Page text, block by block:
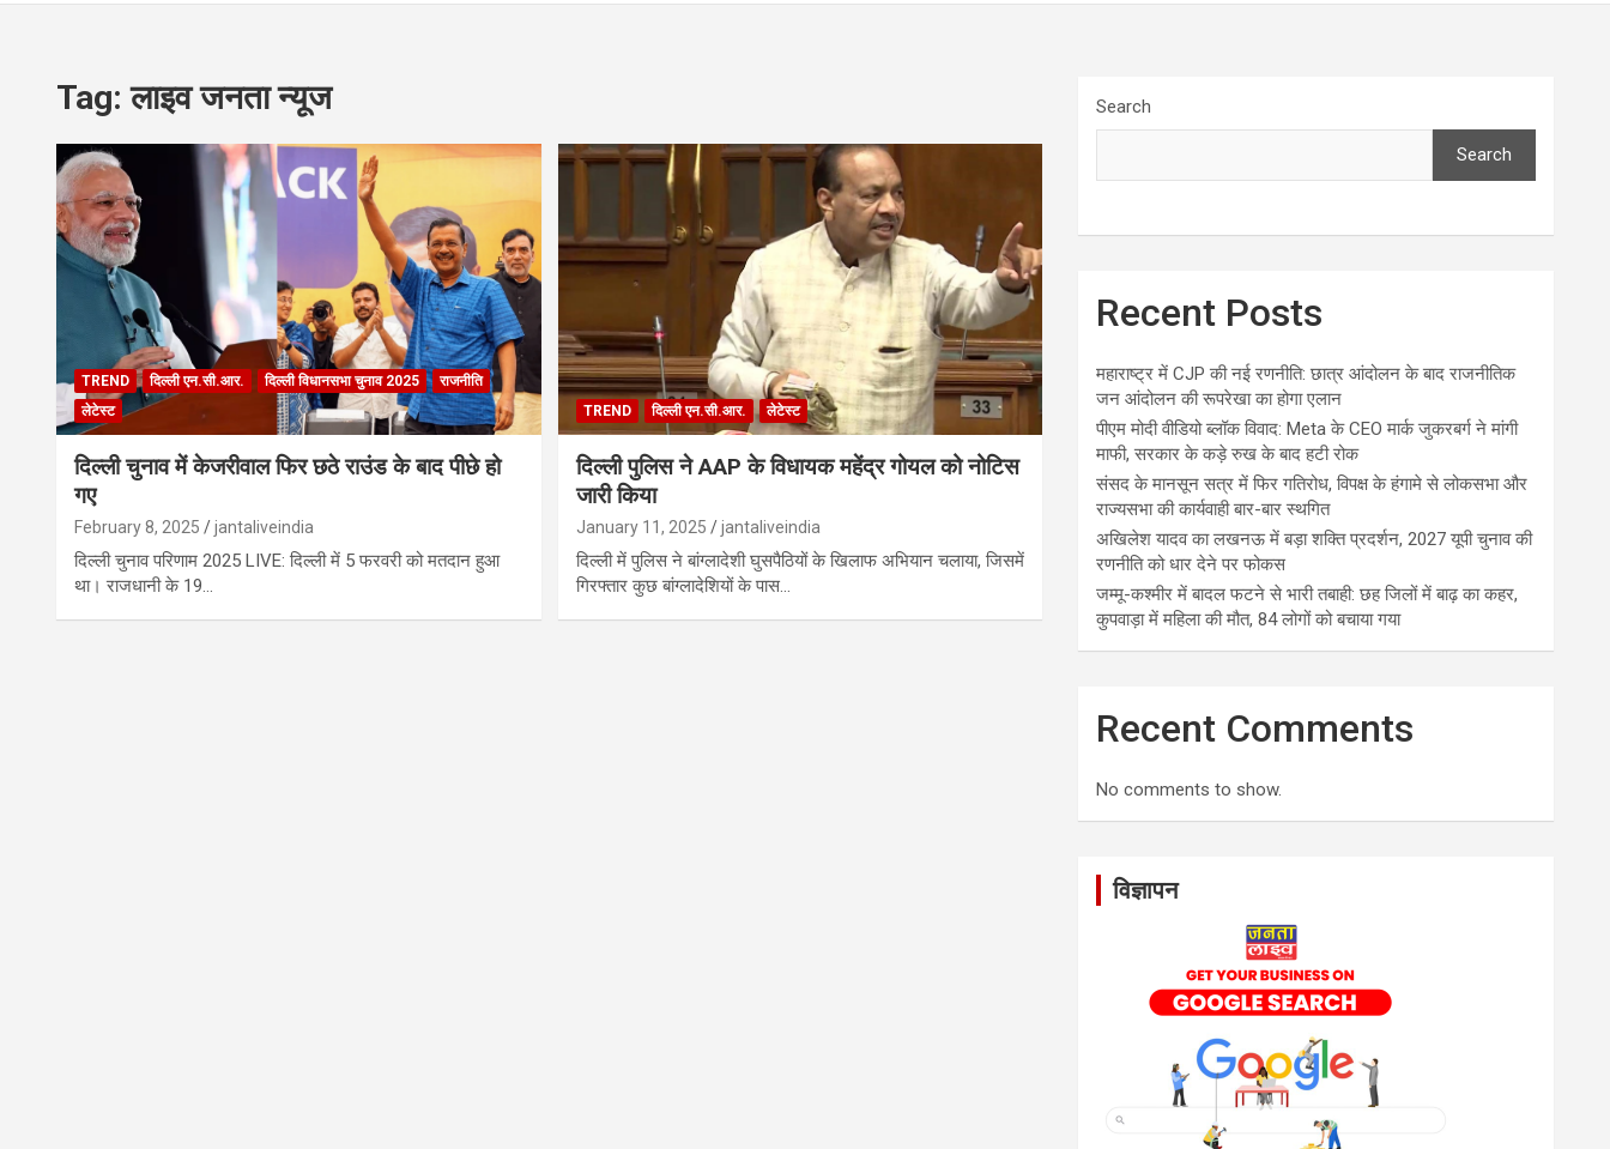
Tag:लाइव जनता न्यूज
TREND दिल्ली एन.सी.आर. दिल्ली विधानसभा चुनाव 2025
राजनीति
लेटेस्ट
दिल्ली चुनाव में केजरीवाल फिर छठे राउंड के बाद पीछे हो
गए
February 8, 2025 jantaliveindia
दिल्ली चुनाव परिणाम 2025 LIVE: दिल्ली में 5 फरवरी को मतदान हुआ
था। राजधानी के 19…
TREND दिल्ली एन.सी.आर. लेटेस्ट
दिल्ली पुलिस ने AAP के विधायक महेंद्र गोयल को नोटिस
जारी किया
January 11, 2025 jantaliveindia
दिल्ली में पुलिस ने बांग्लादेशी घुसपैठियों के खिलाफ अभियान चलाया, जिसमें
गिरफ्तार कुछ बांग्लादेशियों के पास…
Search
Search
Recent Posts
महाराष्ट्र में CJP की नई रणनीति: छात्र आंदोलन के बाद राजनीतिक
जन आंदोलन की रूपरेखा का होगा एलान
पीएम मोदी वीडियो ब्लॉक विवाद: Meta के CEO मार्क जुकरबर्ग ने मांगी
माफी, सरकार के कड़े रुख के बाद हटी रोक
संसद के मानसून सत्र में फिर गतिरोध, विपक्ष के हंगामे से लोकसभा और
राज्यसभा की कार्यवाही बार-बार स्थगित
अखिलेश यादव का लखनऊ में बड़ा शक्ति प्रदर्शन, 2027 यूपी चुनाव की
रणनीति को धार देने पर फोकस
जम्मू-कश्मीर में बादल फटने से भारी तबाही: छह जिलों में बाढ़ का कहर,
कुपवाड़ा में महिला की मौत, 84 लोगों को बचाया गया
Recent Comments
No comments to show.
विज्ञापन